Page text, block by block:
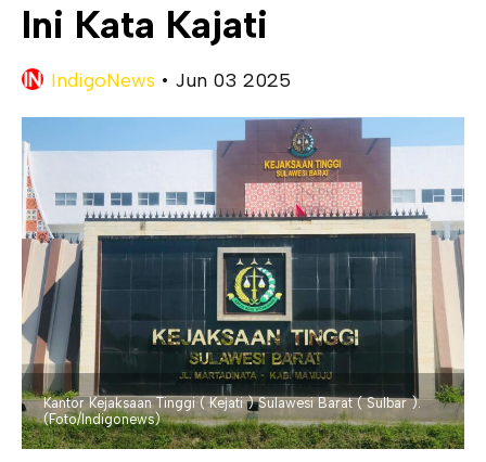
Ini Kata Kajati
IndigoNews • Jun 03 2025
Kantor Kejaksaan Tinggi ( Kejati ) Sulawesi Barat ( Sulbar ).
(Foto/Indigonews)